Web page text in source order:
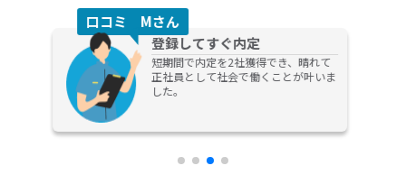
キャリア相談
担当の方がとても熱心に話を聞いてく
れる方で、今後のキャリアプランなど
の提案までしてもらえてものすごく助
口コミ Dさん